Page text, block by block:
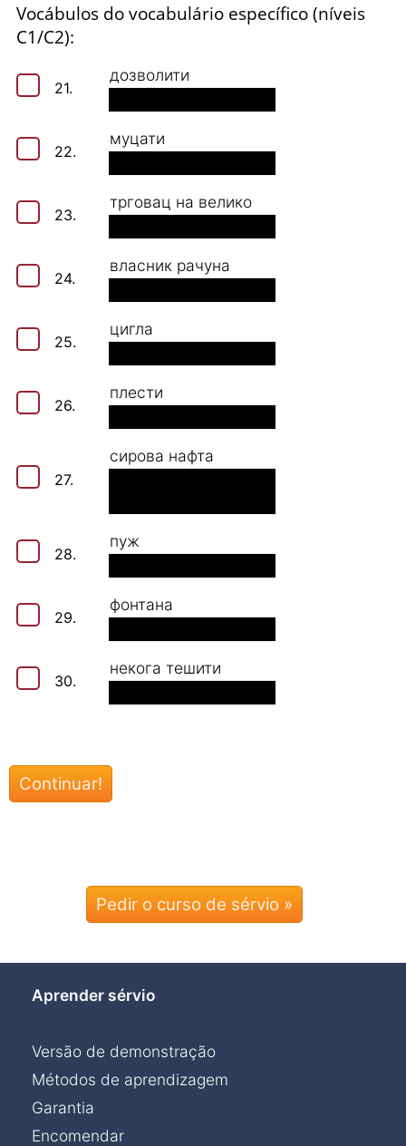
Vocábulos do vocabulário específico (níveis
C1/C2):
21.
дозволити
22.
муцати
23.
трговац на велико
24.
власник рачуна
25.
цигла
26.
плести
27.
сирова нафта
28.
пуж
29.
фонтана
30.
некога тешити
Pedir o curso de sérvio »
Aprender sérvio
Versão de demonstração
Métodos de aprendizagem
Garantia
Encomendar